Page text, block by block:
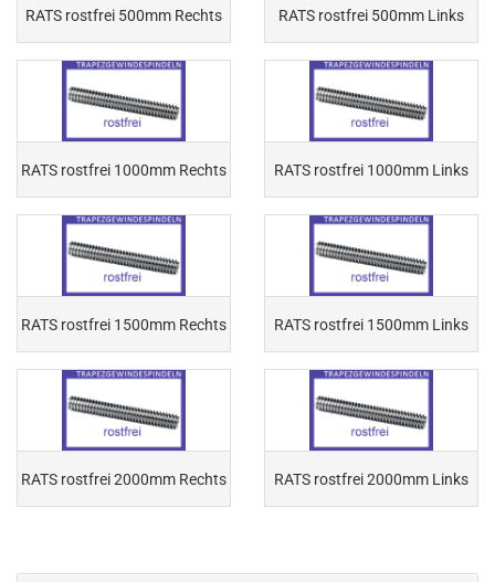
RATS rostfrei 500mm Rechts RATS rostfrei 500mm Links
RATS rostfrei 1000mm Rechts RATS rostfrei 1000mm Links
RATS rostfrei 1500mm Rechts RATS rostfrei 1500mm Links
RATS rostfrei 2000mm Rechts RATS rostfrei 2000mm Links